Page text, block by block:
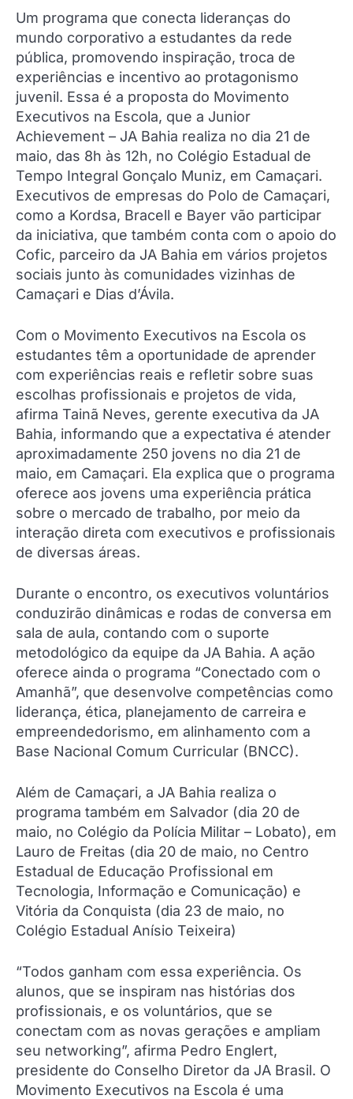
Um programa que conecta lideranças do
mundo corporativo a estudantes da rede
pública, promovendo inspiração, troca de
experiências e incentivo ao protagonismo
juvenil. Essa é a proposta do Movimento
Executivos na Escola, que a Junior
Achievement – JA Bahia realiza no dia 21 de
maio, das 8h às 12h, no Colégio Estadual de
Tempo Integral Gonçalo Muniz, em Camaçari.
Executivos de empresas do Polo de Camaçari,
como a Kordsa, Bracell e Bayer vão participar
da iniciativa, que também conta com o apoio do
Cofic, parceiro da JA Bahia em vários projetos
sociais junto às comunidades vizinhas de
Camaçari e Dias d’Ávila.
Com o Movimento Executivos na Escola os
estudantes têm a oportunidade de aprender
com experiências reais e refletir sobre suas
escolhas profissionais e projetos de vida,
afirma Tainã Neves, gerente executiva da JA
Bahia, informando que a expectativa é atender
aproximadamente 250 jovens no dia 21 de
maio, em Camaçari. Ela explica que o programa
oferece aos jovens uma experiência prática
sobre o mercado de trabalho, por meio da
interação direta com executivos e profissionais
de diversas áreas.
Durante o encontro, os executivos voluntários
conduzirão dinâmicas e rodas de conversa em
sala de aula, contando com o suporte
metodológico da equipe da JA Bahia. A ação
oferece ainda o programa “Conectado com o
Amanhã”, que desenvolve competências como
liderança, ética, planejamento de carreira e
empreendedorismo, em alinhamento com a
Base Nacional Comum Curricular (BNCC).
Além de Camaçari, a JA Bahia realiza o
programa também em Salvador (dia 20 de
maio, no Colégio da Polícia Militar – Lobato), em
Lauro de Freitas (dia 20 de maio, no Centro
Estadual de Educação Profissional em
Tecnologia, Informação e Comunicação) e
Vitória da Conquista (dia 23 de maio, no
Colégio Estadual Anísio Teixeira)
“Todos ganham com essa experiência. Os
alunos, que se inspiram nas histórias dos
profissionais, e os voluntários, que se
conectam com as novas gerações e ampliam
seu networking”, afirma Pedro Englert,
presidente do Conselho Diretor da JA Brasil. O
Movimento Executivos na Escola é uma